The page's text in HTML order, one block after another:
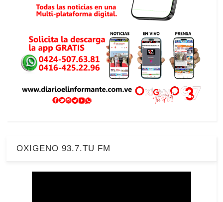
OXIGENO 93.7.TU FM